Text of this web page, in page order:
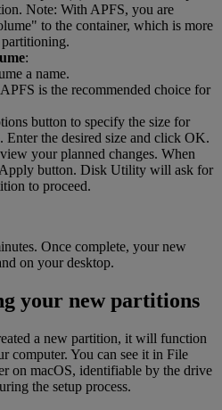
Note: With APFS, you are
to the container, which is more
:
a name.
is the recommended choice for
button to specify the size for
Enter the desired size and click OK.
your planned changes. When
button. Disk Utility will ask for
to proceed.
Once complete, your new
on your desktop.
your new partitions
a new partition, it will function
computer. You can see it in File
on macOS, identifiable by the drive
the setup process.